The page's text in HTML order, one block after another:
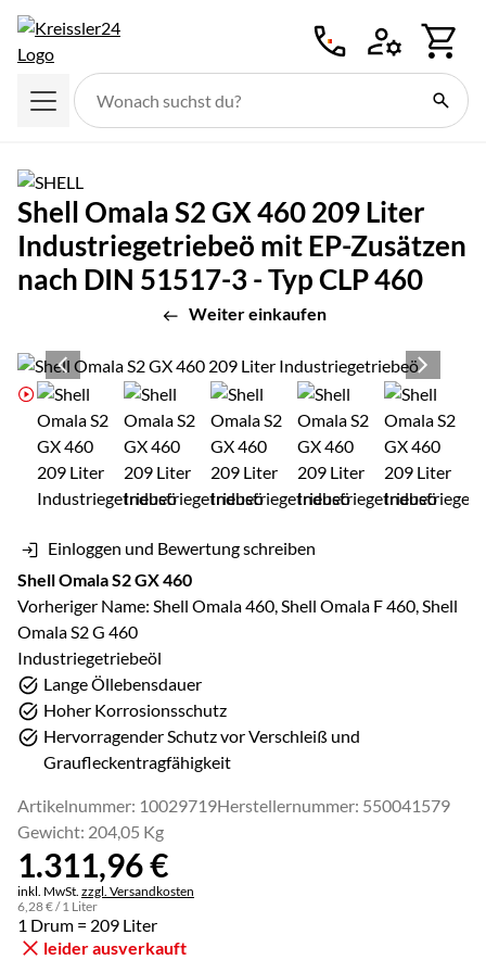
Shell Omala S2 GX 460 209 Liter
Industriegetriebeö mit EP-Zusätzen
nach DIN 51517-3 - Typ CLP 460
Weiter einkaufen
Produktgalerie
Zur Kaufbox springen
Einloggen und Bewertung schreiben
Shell Omala S2 GX 460
Vorheriger Name: Shell Omala 460, Shell Omala F 460, Shell
Omala S2 G 460
Industriegetriebeöl
Lange Öllebensdauer
Hoher Korrosionsschutz
Hervorragender Schutz vor Verschleiß und
Graufleckentragfähigkeit
Artikelnummer: 10029719Herstellernummer: 550041579
Gewicht: 204,05 Kg
1.311,96€
Steuerhinweis:
inkl. MwSt. zzgl. Versandkosten
6,28€/ 1 Liter
1 Drum = 209 Liter
leider ausverkauft